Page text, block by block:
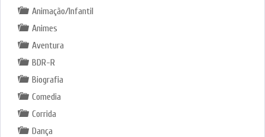
Animação/Infantil
Animes
Aventura
BDR-R
Biografia
Comedia
Corrida
Dança